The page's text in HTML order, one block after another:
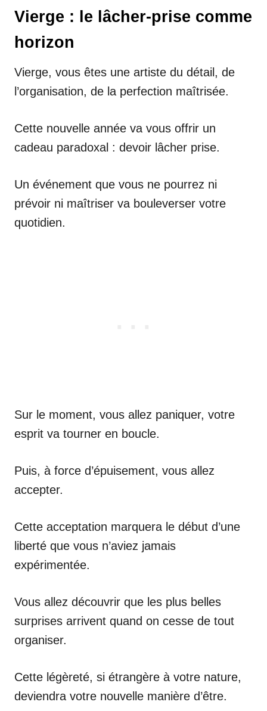
Vierge : le lâcher-prise comme
horizon
Vierge, vous êtes une artiste du détail, de
l’organisation, de la perfection maîtrisée.
Cette nouvelle année va vous offrir un
cadeau paradoxal : devoir lâcher prise.
Un événement que vous ne pourrez ni
prévoir ni maîtriser va bouleverser votre
quotidien.
Sur le moment, vous allez paniquer, votre
esprit va tourner en boucle.
Puis, à force d’épuisement, vous allez
accepter.
Cette acceptation marquera le début d’une
liberté que vous n’aviez jamais
expérimentée.
Vous allez découvrir que les plus belles
surprises arrivent quand on cesse de tout
organiser.
Cette légèreté, si étrangère à votre nature,
deviendra votre nouvelle manière d’être.